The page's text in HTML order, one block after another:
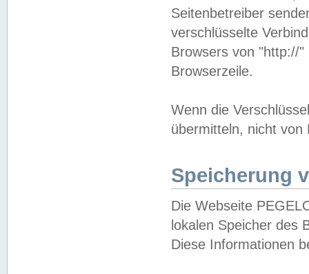
Seitenbetreiber
verschlüsselte
Browsers von "http://
Browserzeile.
Wenn die
übermitteln, nicht von
Speicherung
Die Webseite
lokalen Speicher des
Diese Informationen